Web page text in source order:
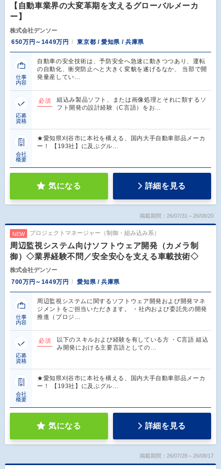
【自動車業界の大変革期を支えるグローバルメーカ
ー】
株式会社デンソー
650万円～1449万円
東京都 / 愛知県 / 兵庫県
仕事
内容
自動車の安全技術は、予防安全へ急速に動きつつあり、運転
の自動化、衝突防止へと大きく変貌を遂げるなか、 当部で開
発量産してい…
応募
資格
必須
組込み製品ソフト、または画像処理とそれに類するソ
フト開発の設計経験（C言語）をお…
会社
概要
★愛知県刈谷市に本社を構える、国内大手自動車部品メーカ
ー！ 【193社】に及ぶグル…
気になる 詳細を見る
掲載期間：26/07/31～26/08/20
NEW プロジェクトマネージャー（制御・組み込み系）
周辺監視システム向けソフトウェア開発（カメラ制
御）◇業界経験不問／安全安心を支える車載技術◇
株式会社デンソー
700万円～1449万円
愛知県 / 兵庫県
仕事
内容
周辺監視システムに関するソフトウェア開発および開発マネ
ジメントをご担当いただきます。 ・社内および委託先の開発
推進（プロジ…
応募
資格
必須
以下のスキルおよび経験を有している方 ・C言語 組込
み開発における主要言語としての…
会社
概要
★愛知県刈谷市に本社を構える、国内大手自動車部品メーカ
ー！ 【193社】に及ぶグル…
気になる 詳細を見る
掲載期間：26/07/28～26/08/17